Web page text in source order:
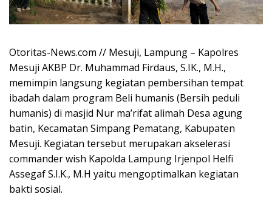
Otoritas-News.com // Mesuji, Lampung – Kapolres
Mesuji AKBP Dr. Muhammad Firdaus, S.IK., M.H.,
memimpin langsung kegiatan pembersihan tempat
ibadah dalam program Beli humanis (Bersih peduli
humanis) di masjid Nur ma’rifat alimah Desa agung
batin, Kecamatan Simpang Pematang, Kabupaten
Mesuji. Kegiatan tersebut merupakan akselerasi
commander wish Kapolda Lampung Irjenpol Helfi
Assegaf S.I.K., M.H yaitu mengoptimalkan kegiatan
bakti sosial.